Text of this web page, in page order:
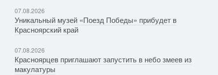
07.08.2026
Уникальный музей «Поезд Победы» прибудет в
Красноярский край
07.08.2026
Красноярцев приглашают запустить в небо змеев из
макулатуры